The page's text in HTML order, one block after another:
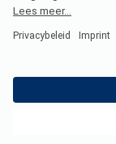
Wet digitale diensten